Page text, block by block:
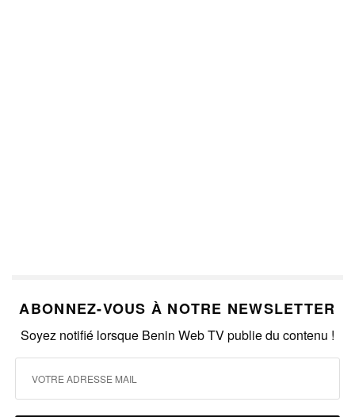
ABONNEZ-VOUS À NOTRE NEWSLETTER
Soyez notifié lorsque Benin Web TV publie du contenu !